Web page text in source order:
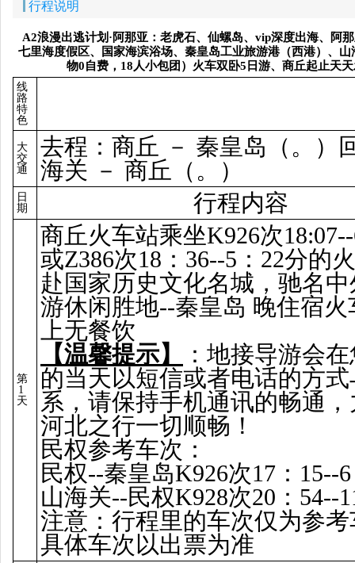
行程说明
A2浪漫出逃计划 ·阿那亚 ：老虎石、仙螺岛、 vip深度出海、阿那
七里海度假区、国家海滨浴场、秦皇岛工业旅游港（西港）、山
物0自费 ， 18 人小包团 ）火车双卧5 日游、商丘起止天天
线
路
特
色
大
交
通
去程：商丘 － 秦皇岛（。）
海关 － 商丘（。）
日
期
行程内容
第
1
天
商丘火车站乘坐K926次
或Z386次18：36--5：22分的
赴国家历史文化名城，驰名
游休闲胜地--秦皇岛 晚住宿火
上无餐饮
【温馨提示】
：地接导游会
的当天以短信或者电话的方
系，请保持手机通讯的畅通
河北之行一切顺畅！
民权参考车次：
民权--秦皇岛K926次17：15--
山海关--民权K928次20：54--
注意：行程里的车次仅为参
具体车次以出票为准